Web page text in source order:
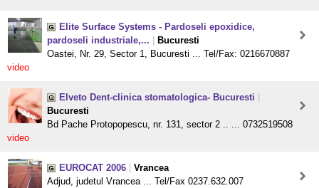
Elite Surface Systems - Pardoseli epoxidice,
pardoseli industriale,...
Bucuresti
Oastei, Nr. 29, Sector 1, Bucuresti ... Tel/Fax: 0216670887
video
Elveto Dent-clinica stomatologica- Bucuresti
Bucuresti
Bd Pache Protopopescu, nr. 131, sector 2 .. ... 0732519508
video
EUROCAT 2006
Vrancea
Adjud, judetul Vrancea ... Tel/Fax 0237.632.007